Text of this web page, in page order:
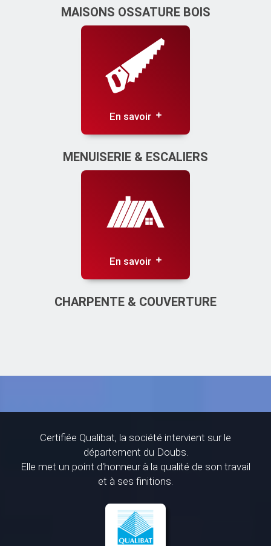
MAISONS OSSATURE BOIS
En savoir
MENUISERIE & ESCALIERS
En savoir
CHARPENTE & COUVERTURE
Certifiée Qualibat, la société intervient sur le
département du Doubs.
Elle met un point d'honneur à la qualité de son travail
et à ses finitions.